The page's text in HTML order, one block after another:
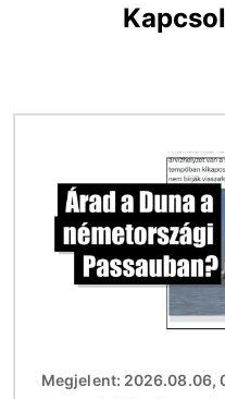
Megjelent: 2026.08.06,